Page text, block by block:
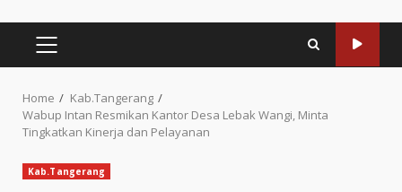
PRIMARY
MENU
Home
Kab.Tangerang
Wabup Intan Resmikan Kantor Desa Lebak Wangi, Minta
Tingkatkan Kinerja dan Pelayanan
Kab.Tangerang